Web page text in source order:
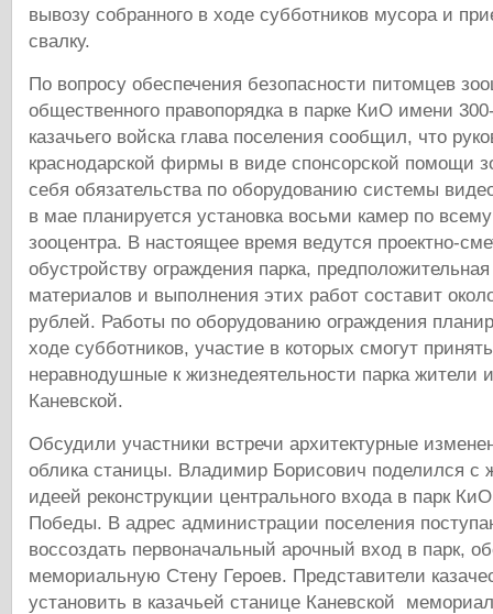
вывозу собранного в ходе субботников мусора и
свалку.
По вопросу обеспечения безопасности питомцев
общественного правопорядка в парке КиО имени
казачьего войска глава поселения сообщил, что
краснодарской фирмы в виде спонсорской помощи
себя обязательства по оборудованию системы
в мае планируется установка восьми камер по
зооцентра. В настоящее время ведутся проектно-
обустройству ограждения парка,
материалов и выполнения этих работ составит
рублей. Работы по оборудованию ограждения
ходе субботников, участие в которых смогут
неравнодушные к жизнедеятельности парка жители
Каневской.
Обсудили участники встречи архитектурные
облика станицы. Владимир Борисович поделился с
идеей реконструкции центрального входа в парк
Победы. В адрес администрации поселения
воссоздать первоначальный арочный вход в парк,
мемориальную Стену Героев. Представители
установить в казачьей станице Каневской